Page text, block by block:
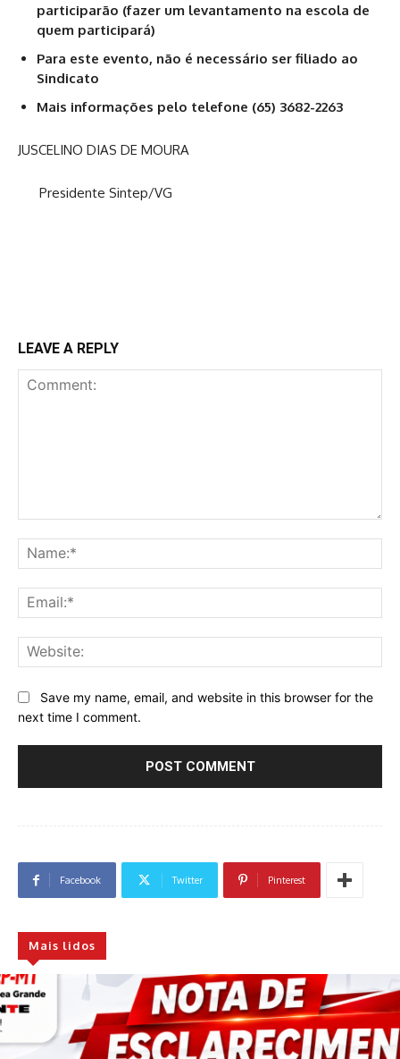
participarão (fazer um levantamento na escola de
quem participará)
Para este evento, não é necessário ser filiado ao
Sindicato
Mais informações pelo telefone (65) 3682-2263
JUSCELINO DIAS DE MOURA
Presidente Sintep/VG
LEAVE A REPLY
Save my name, email, and website in this browser for the
next time I comment.
Facebook Twitter Pinterest
Mais lidos